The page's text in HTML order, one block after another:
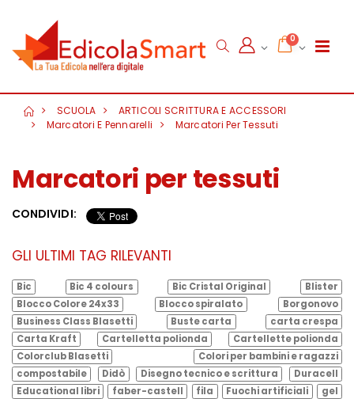
0
SCUOLA
ARTICOLI SCRITTURA E ACCESSORI
Marcatori E Pennarelli
Marcatori Per Tessuti
Marcatori per tessuti
CONDIVIDI:
GLI ULTIMI TAG RILEVANTI
Bic Bic 4 colours Bic Cristal Original
Blister
Blocco Colore 24x33
Blocco spiralato
Borgonovo
Business Class Blasetti
Buste carta
carta crespa
Carta Kraft
Cartelletta polionda
Cartellette polionda
Colorclub Blasetti
Colori per bambini e ragazzi
compostabile
Didò Disegno tecnico e scrittura
Duracell
Educational libri
faber-castell fila Fuochi artificiali
gel